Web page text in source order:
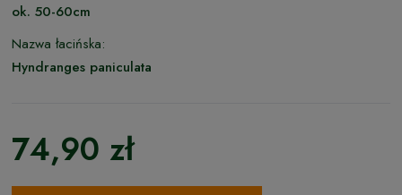
ok. 50-60cm
Nazwa łacińska:
Hyndranges paniculata
74,90 zł